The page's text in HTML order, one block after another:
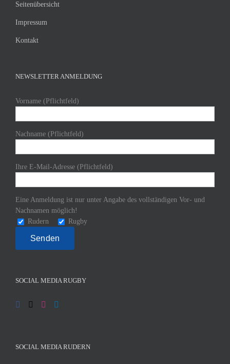
Seitenübersicht
Impressum
Kontakt
NEWSLETTER ANMELDUNG
Vorname (Pflichtfeld)
Nachname (Pflichtfeld)
Ihre E-Mail-Adresse (Pflichtfeld)
Eine Anmeldung ist nur unter Angabe des vollständigen Vor- und
Nachnamen möglich!
Rudern
Rugby
SOCIAL MEDIA RUGBY
SOCIAL MEDIA RUDERN